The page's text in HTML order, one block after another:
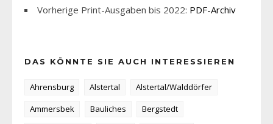
Vorherige Print-Ausgaben bis 2022: PDF-Archiv
DAS KÖNNTE SIE AUCH INTERESSIEREN
Ahrensburg Alstertal
Alstertal/Walddörfer
Ammersbek
Bauliches
Bergstedt